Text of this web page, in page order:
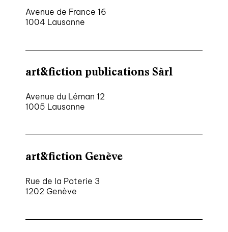
Avenue de France 16
1004 Lausanne
art&fiction publications Sàrl
Avenue du Léman 12
1005 Lausanne
art&fiction Genève
Rue de la Poterie 3
1202 Genève